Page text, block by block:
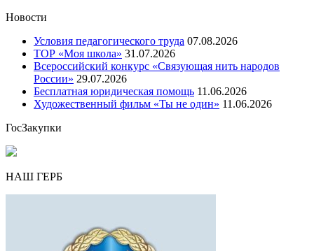
Новости
Условия педагогического труда 07.08.2026
ТОР «Моя школа» 31.07.2026
Всероссийский конкурс «Связующая нить народов
России» 29.07.2026
Бесплатная юридическая помощь 11.06.2026
Художественный фильм «Ты не один» 11.06.2026
ГосЗакупки
НАШ ГЕРБ